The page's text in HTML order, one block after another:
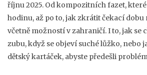
říjnu 2025. Od kompozitních fazet,
hodinu, až po to, jak zkrátit čekací dobu
včetně možností v zahraničí. I to, jak se
zubu, když se objeví suché lůžko, nebo
dětský kartáček, abyste předešli